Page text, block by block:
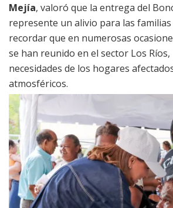
Mejía, valoró que la entrega del
represente un alivio para las
recordar que en numerosas
se han reunido en el sector Los
necesidades de los hogares
atmosféricos.